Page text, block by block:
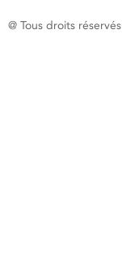
@ Tous droits réservés